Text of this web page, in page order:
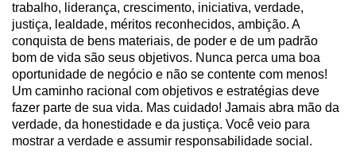
trabalho, liderança, crescimento, iniciativa, verdade,
justiça, lealdade, méritos reconhecidos, ambição. A
conquista de bens materiais, de poder e de um padrão
bom de vida são seus objetivos. Nunca perca uma boa
oportunidade de negócio e não se contente com menos!
Um caminho racional com objetivos e estratégias deve
fazer parte de sua vida. Mas cuidado! Jamais abra mão da
verdade, da honestidade e da justiça. Você veio para
mostrar a verdade e assumir responsabilidade social.